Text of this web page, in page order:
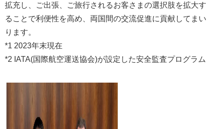
拡充し、ご出張、ご旅行されるお客さまの選択肢を拡大す
ることで利便性を高め、両国間の交流促進に貢献してまい
ります。
*1 2023年末現在
*2 IATA(国際航空運送協会)が設定した安全監査プログラム